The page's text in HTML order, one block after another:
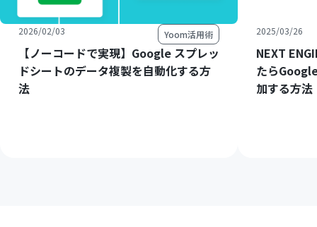
2026/02/03 Yoom活用術
【ノーコードで実現】Google スプレッ
ドシートのデータ複製を自動化する方
法
2025/03/26
NEXT
たら
加する方法